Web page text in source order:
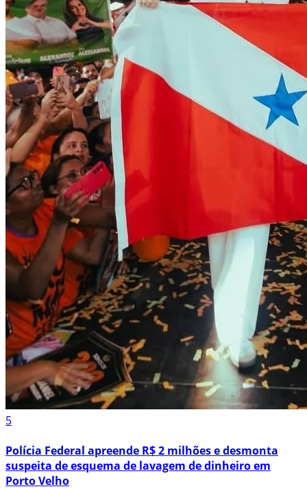
5
Polícia Federal apreende R$ 2 milhões e desmonta
suspeita de esquema de lavagem de dinheiro em
Porto Velho